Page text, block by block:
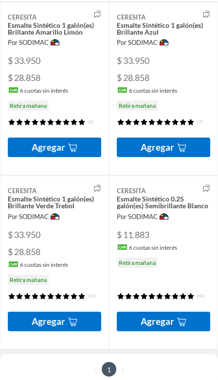
CERESITA
Esmalte Sintético 1 galón(es)
Brillante Amarillo Limón
Por SODIMAC
$ 33.950
$ 28.858
6cuotas sin interés
Retira mañana
(6)
Agregar
CERESITA
Esmalte Sintético 1 galón(es)
Brillante Azul
Por SODIMAC
$ 33.950
$ 28.858
6cuotas sin interés
Retira mañana
(7)
Agregar
CERESITA
Esmalte Sintético 1 galón(es)
Brillante Verde Trebol
Por SODIMAC
$ 33.950
$ 28.858
6cuotas sin interés
Retira mañana
(13)
Agregar
CERESITA
Esmalte Sintético 0.25
galón(es) Semibrillante Blanco
Por SODIMAC
$ 11.883
6cuotas sin interés
Retira mañana
(43)
Agregar
1